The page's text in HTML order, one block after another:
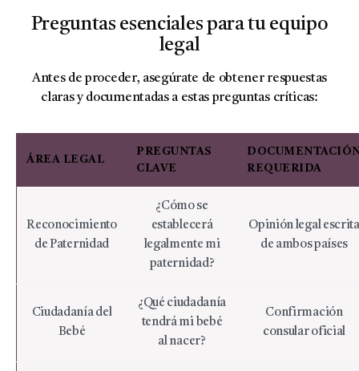
Preguntas esenciales para tu equipo
legal
Antes de proceder, asegúrate de obtener respuestas
claras y documentadas a estas preguntas críticas:
ÁREA LEGAL
PREGUNTAS
CLAVE
REQUERIDA
Reconocimiento
de Paternidad
¿Cómo se
establecerá
legalmente mi
paternidad?
Opinión legal escrita
de ambos países
Ciudadanía del
Bebé
¿Qué ciudadanía
tendrá mi bebé
al nacer?
Confirmación
consular oficial